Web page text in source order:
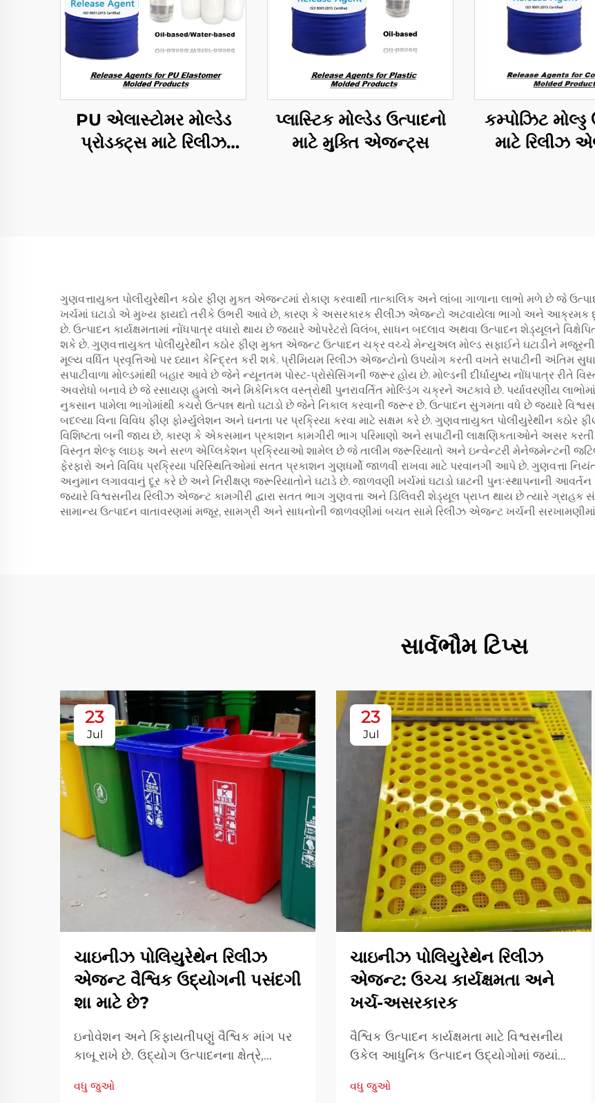
PU એલાસ્ટોમર મોલ્ડેડ
પ્રોડક્ટ્સ માટે રિલીઝ
પ્લાસ્ટિક મોલ્ડેડ ઉત્પાદનો
માટે મુક્તિ એજન્ટ્સ
કમ્પોઝિટ મોલ્ડ્ડ
માટે રિલીઝ
ગુણવત્તાયુક્ત પોલીયુરેથીન કઠોર ફીણ મુક્ત એજન્ટમાં રોકાણ કરવાથી તાત્કાલિક અને લાંબા ગાળાના લાભો મળે છે જે
ખર્ચમાં ઘટાડો એ મુખ્ય ફાયદો તરીકે ઉભરી આવે છે, કારણ કે અસરકારક રીલીઝ એજન્ટો અટવાયેલા ભાગો અને આક્રમક દૂર
છે. ઉત્પાદન કાર્યક્ષમતામાં નોંધપાત્ર વધારો થાય છે જ્યારે ઓપરેટરો વિલંબ, સાધન બદલાવ અથવા ઉત્પાદન શેડ્યૂલને
શકે છે. ગુણવત્તાયુક્ત પોલીયુરેથીન કઠોર ફીણ મુક્ત એજન્ટ ઉત્પાદન ચક્ર વચ્ચે મેન્યુઅલ મોલ્ડ સફાઈને ઘટાડીને મજૂરની
મૂલ્ય વર્ધિત પ્રવૃત્તિઓ પર ધ્યાન કેન્દ્રિત કરી શકે. પ્રીમિયમ રિલીઝ એજન્ટોનો ઉપયોગ કરતી વખતે સપાટીની અંતિમ
સપાટીવાળા મોલ્ડમાંથી બહાર આવે છે જેને ન્યૂનતમ પોસ્ટ-પ્રોસેસિંગની જરૂર હોય છે. મોલ્ડની દીર્ધાયુષ્ય નોંધપાત્ર રીતે
અવરોધો બનાવે છે જે રસાયણ હુમલો અને મિકેનિકલ વસ્ત્રોથી પુનરાવર્તિત મોલ્ડિંગ ચક્રને અટકાવે છે. પર્યાવરણીય
નુકસાન પામેલા ભાગોમાંથી કચરો ઉત્પન્ન થતો ઘટાડો છે જેને નિકાલ કરવાની જરૂર છે. ઉત્પાદન સુગમતા વધે છે જ્યારે
બદલ્યા વિના વિવિધ ફીણ ફોર્મ્યુલેશન અને ઘનતા પર પ્રક્રિયા કરવા માટે સક્ષમ કરે છે. ગુણવત્તાયુક્ત પોલીયુરેથીન
વિશિષ્ટતા બની જાય છે, કારણ કે એકસમાન પ્રકાશન કામગીરી ભાગ પરિમાણો અને સપાટીની લાક્ષણિકતાઓને અસર
વિસ્તૃત શેલ્ફ લાઇફ અને સરળ એપ્લિકેશન પ્રક્રિયાઓ શામેલ છે જે તાલીમ જરૂરિયાતો અને ઇન્વેન્ટરી મેનેજમેન્ટની
ફેરફારો અને વિવિધ પ્રક્રિયા પરિસ્થિતિઓમાં સતત પ્રકાશન ગુણધર્મો જાળવી રાખવા માટે પરવાનગી આપે છે. ગુણવત્તા
અનુમાન લગાવવાનું દૂર કરે છે અને નિરીક્ષણ જરૂરિયાતોને ઘટાડે છે. જાળવણી ખર્ચમાં ઘટાડો ઘાટની પુનઃસ્થાપનાની આવર્તન
જ્યારે વિશ્વસનીય રિલીઝ એજન્ટ કામગીરી દ્વારા સતત ભાગ ગુણવત્તા અને ડિલિવરી શેડ્યૂલ પ્રાપ્ત થાય છે ત્યારે
સામાન્ય ઉત્પાદન વાતાવરણમાં મજૂર, સામગ્રી અને સાધનોની જાળવણીમાં બચત સામે રિલીઝ એજન્ટ ખર્ચની સરખામણીમાં
સાર્વભૌમ ટિપ્સ
23
Jul
ચાઇનીઝ પોલિયુરેથેન રિલીઝ
એજન્ટ વૈશ્વિક ઉદ્યોગની પસંદગી
શા માટે છે?
ઇનોવેશન અને કિફાયતીપણું વૈશ્વિક માંગ પર
કાબૂ રાખે છે. ઉદ્યોગ ઉત્પાદનના ક્ષેત્રે,
ગુણવત્તા સુનિશ્ચિત કરવા માટેના મુખ્ય તત્વો છે.
વધુ જુઓ
23
Jul
ચાઇનીઝ પોલિયુરેથેન રિલીઝ
એજન્ટ: ઉચ્ચ કાર્યક્ષમતા અને
ખર્ચ-અસરકારક
વૈશ્વિક ઉત્પાદન કાર્યક્ષમતા માટે વિશ્વસનીય
ઉકેલ આધુનિક ઉત્પાદન ઉદ્યોગોમાં જ્યાં
સામગ્રી અને પ્રક્રિયા સહાયક સામગ્રીની
વધુ જુઓ